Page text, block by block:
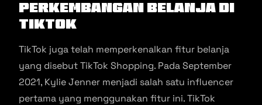
Perkembangan Belanja di
TikTok
TikTok juga telah memperkenalkan fitur belanja
yang disebut TikTok Shopping. Pada September
2021, Kylie Jenner menjadi salah satu influencer
pertama yang menggunakan fitur ini. TikTok